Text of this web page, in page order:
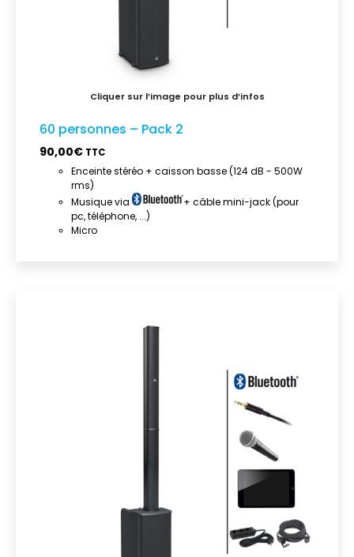
60 personnes – Pack 2
90,00€ TTC
Enceinte stéréo + caisson basse (124 dB - 500W
rms)
Musique via
+ câble mini-jack (pour
pc, téléphone, ...)
Micro